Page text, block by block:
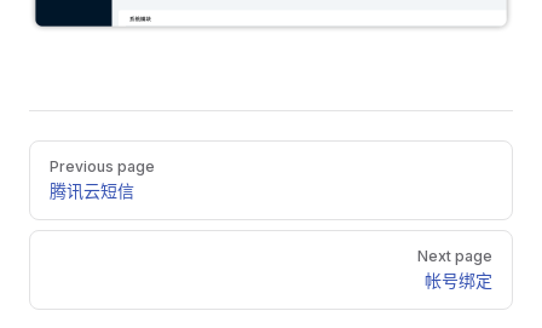
Pager
Previous page
腾讯云短信
Next page
帐号绑定